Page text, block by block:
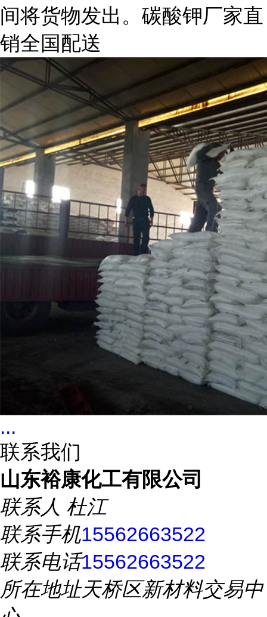
间将货物发出。碳酸钾厂家直
销全国配送
...
联系我们
山东裕康化工有限公司
联系人 杜江
联系手机15562663522
联系电话15562663522
所在地址天桥区新材料交易中